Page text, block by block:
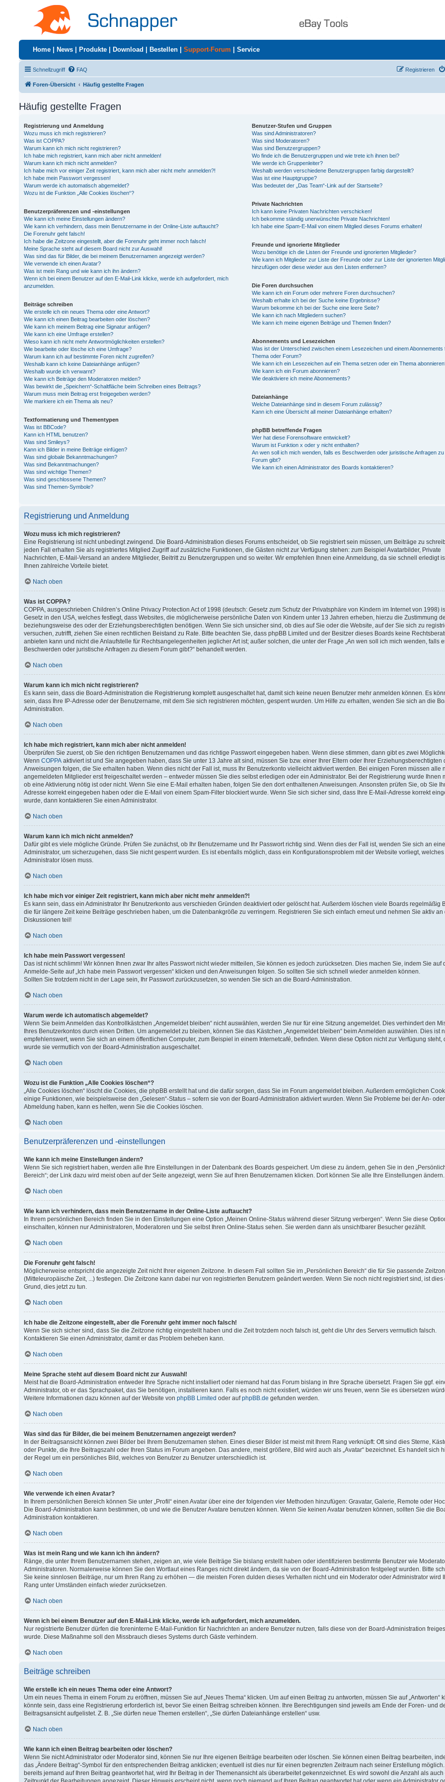
Home News Produkte Download Bestellen Support-Forum Service
Schnellzugriff FAQ Registrieren
Foren-Übersicht Häufig gestellte Fragen
Häufig gestellte Fragen
Registrierung und Anmeldung
Wozu muss ich mich registrieren?
Was ist COPPA?
Warum kann ich mich nicht registrieren?
Ich habe mich registriert, kann mich aber nicht anmelden!
Warum kann ich mich nicht anmelden?
Ich habe mich vor einiger Zeit registriert, kann mich aber nicht mehr anmelden?!
Ich habe mein Passwort vergessen!
Warum werde ich automatisch abgemeldet?
Wozu ist die Funktion „Alle Cookies löschen“?
Benutzerpräferenzen und -einstellungen
Wie kann ich meine Einstellungen ändern?
Wie kann ich verhindern, dass mein Benutzername in der Online-Liste auftaucht?
Die Forenuhr geht falsch!
Ich habe die Zeitzone eingestellt, aber die Forenuhr geht immer noch falsch!
Meine Sprache steht auf diesem Board nicht zur Auswahl!
Was sind das für Bilder, die bei meinem Benutzernamen angezeigt werden?
Wie verwende ich einen Avatar?
Was ist mein Rang und wie kann ich ihn ändern?
Wenn ich bei einem Benutzer auf den E-Mail-Link klicke, werde ich aufgefordert, mich
anzumelden.
Beiträge schreiben
Wie erstelle ich ein neues Thema oder eine Antwort?
Wie kann ich einen Beitrag bearbeiten oder löschen?
Wie kann ich meinem Beitrag eine Signatur anfügen?
Wie kann ich eine Umfrage erstellen?
Wieso kann ich nicht mehr Antwortmöglichkeiten erstellen?
Wie bearbeite oder lösche ich eine Umfrage?
Warum kann ich auf bestimmte Foren nicht zugreifen?
Weshalb kann ich keine Dateianhänge anfügen?
Weshalb wurde ich verwarnt?
Wie kann ich Beiträge den Moderatoren melden?
Was bewirkt die „Speichern“-Schaltfläche beim Schreiben eines Beitrags?
Warum muss mein Beitrag erst freigegeben werden?
Wie markiere ich ein Thema als neu?
Textformatierung und Thementypen
Was ist BBCode?
Kann ich HTML benutzen?
Was sind Smileys?
Kann ich Bilder in meine Beiträge einfügen?
Was sind globale Bekanntmachungen?
Was sind Bekanntmachungen?
Was sind wichtige Themen?
Was sind geschlossene Themen?
Was sind Themen-Symbole?
Benutzer-Stufen und Gruppen
Was sind Administratoren?
Was sind Moderatoren?
Was sind Benutzergruppen?
Wo finde ich die Benutzergruppen und wie trete ich ihnen bei?
Wie werde ich Gruppenleiter?
Weshalb werden verschiedene Benutzergruppen farbig dargestellt?
Was ist eine Hauptgruppe?
Was bedeutet der „Das Team“-Link auf der Startseite?
Private Nachrichten
Ich kann keine Privaten Nachrichten verschicken!
Ich bekomme ständig unerwünschte Private Nachrichten!
Ich habe eine Spam-E-Mail von einem Mitglied dieses Forums erhalten!
Freunde und ignorierte Mitglieder
Wozu benötige ich die Listen der Freunde und ignorierten Mitglieder?
Wie kann ich Mitglieder zur Liste der Freunde oder zur Liste der ignorierten
hinzufügen oder diese wieder aus den Listen entfernen?
Die Foren durchsuchen
Wie kann ich ein Forum oder mehrere Foren durchsuchen?
Weshalb erhalte ich bei der Suche keine Ergebnisse?
Warum bekomme ich bei der Suche eine leere Seite?
Wie kann ich nach Mitgliedern suchen?
Wie kann ich meine eigenen Beiträge und Themen finden?
Abonnements und Lesezeichen
Was ist der Unterschied zwischen einem Lesezeichen und einem Abonnements
Thema oder Forum?
Wie kann ich ein Lesezeichen auf ein Thema setzen oder ein Thema
Wie kann ich ein Forum abonnieren?
Wie deaktiviere ich meine Abonnements?
Dateianhänge
Welche Dateianhänge sind in diesem Forum zulässig?
Kann ich eine Übersicht all meiner Dateianhänge erhalten?
phpBB betreffende Fragen
Wer hat diese Forensoftware entwickelt?
Warum ist Funktion x oder y nicht enthalten?
An wen soll ich mich wenden, falls es Beschwerden oder juristische Anfragen
Forum gibt?
Wie kann ich einen Administrator des Boards kontaktieren?
Registrierung und Anmeldung
Wozu muss ich mich registrieren?
Eine Registrierung ist nicht unbedingt zwingend. Die Board-Administration dieses Forums entscheidet, ob Sie registriert sein müssen, um Beiträge zu
jeden Fall erhalten Sie als registriertes Mitglied Zugriff auf zusätzliche Funktionen, die Gästen nicht zur Verfügung stehen: zum Beispiel Avatarbilder, Private
Nachrichten, E-Mail-Versand an andere Mitglieder, Beitritt zu Benutzergruppen und so weiter. Wir empfehlen Ihnen eine Anmeldung, da sie schnell erledigt
Ihnen zahlreiche Vorteile bietet.
Nach oben
Was ist COPPA?
COPPA, ausgeschrieben Children’s Online Privacy Protection Act of 1998 (deutsch: Gesetz zum Schutz der Privatsphäre von Kindern im Internet von 1998)
Gesetz in den USA, welches festlegt, dass Websites, die möglicherweise persönliche Daten von Kindern unter 13 Jahren erheben, hierzu die Zustimmung
beziehungsweise des oder der Erziehungsberechtigten benötigen. Wenn Sie sich unsicher sind, ob dies auf Sie oder die Website, auf der Sie sich zu
versuchen, zutrifft, ziehen Sie einen rechtlichen Beistand zu Rate. Bitte beachten Sie, dass phpBB Limited und der Besitzer dieses Boards keine
anbieten kann und nicht die Anlaufstelle für Rechtsangelegenheiten jeglicher Art ist; außer solchen, die unter der Frage „An wen soll ich mich wenden, falls
Beschwerden oder juristische Anfragen zu diesem Forum gibt?“ behandelt werden.
Nach oben
Warum kann ich mich nicht registrieren?
Es kann sein, dass die Board-Administration die Registrierung komplett ausgeschaltet hat, damit sich keine neuen Benutzer mehr anmelden können. Es
sein, dass Ihre IP-Adresse oder der Benutzername, mit dem Sie sich registrieren möchten, gesperrt wurden. Um Hilfe zu erhalten, wenden Sie sich an die
Administration.
Nach oben
Ich habe mich registriert, kann mich aber nicht anmelden!
Überprüfen Sie zuerst, ob Sie den richtigen Benutzernamen und das richtige Passwort eingegeben haben. Wenn diese stimmen, dann gibt es zwei
Wenn COPPA aktiviert ist und Sie angegeben haben, dass Sie unter 13 Jahre alt sind, müssen Sie bzw. einer Ihrer Eltern oder Ihrer Erziehungsberechtigten
Anweisungen folgen, die Sie erhalten haben. Wenn dies nicht der Fall ist, muss Ihr Benutzerkonto vielleicht aktiviert werden. Bei einigen Foren müssen alle
angemeldeten Mitglieder erst freigeschaltet werden – entweder müssen Sie dies selbst erledigen oder ein Administrator. Bei der Registrierung wurde Ihnen
ob eine Aktivierung nötig ist oder nicht. Wenn Sie eine E-Mail erhalten haben, folgen Sie den dort enthaltenen Anweisungen. Ansonsten prüfen Sie, ob Sie
Adresse korrekt eingegeben haben oder die E-Mail von einem Spam-Filter blockiert wurde. Wenn Sie sich sicher sind, dass Ihre E-Mail-Adresse korrekt
wurde, dann kontaktieren Sie einen Administrator.
Nach oben
Warum kann ich mich nicht anmelden?
Dafür gibt es viele mögliche Gründe. Prüfen Sie zunächst, ob Ihr Benutzername und Ihr Passwort richtig sind. Wenn dies der Fall ist, wenden Sie sich an
Administrator, um sicherzugehen, dass Sie nicht gesperrt wurden. Es ist ebenfalls möglich, dass ein Konfigurationsproblem mit der Website vorliegt, welches
Administrator lösen muss.
Nach oben
Ich habe mich vor einiger Zeit registriert, kann mich aber nicht mehr anmelden?!
Es kann sein, dass ein Administrator Ihr Benutzerkonto aus verschieden Gründen deaktiviert oder gelöscht hat. Außerdem löschen viele Boards regelmäßig
die für längere Zeit keine Beiträge geschrieben haben, um die Datenbankgröße zu verringern. Registrieren Sie sich einfach erneut und nehmen Sie aktiv an
Diskussionen teil!
Nach oben
Ich habe mein Passwort vergessen!
Das ist nicht schlimm! Wir können Ihnen zwar Ihr altes Passwort nicht wieder mitteilen, Sie können es jedoch zurücksetzen. Dies machen Sie, indem Sie auf
Anmelde-Seite auf „Ich habe mein Passwort vergessen“ klicken und den Anweisungen folgen. So sollten Sie sich schnell wieder anmelden können.
Sollten Sie trotzdem nicht in der Lage sein, Ihr Passwort zurückzusetzen, so wenden Sie sich an die Board-Administration.
Nach oben
Warum werde ich automatisch abgemeldet?
Wenn Sie beim Anmelden das Kontrollkästchen „Angemeldet bleiben“ nicht auswählen, werden Sie nur für eine Sitzung angemeldet. Dies verhindert den
Ihres Benutzerkontos durch einen Dritten. Um angemeldet zu bleiben, können Sie das Kästchen „Angemeldet bleiben“ beim Anmelden auswählen. Dies ist
empfehlenswert, wenn Sie sich an einem öffentlichen Computer, zum Beispiel in einem Internetcafé, befinden. Wenn diese Option nicht zur Verfügung steht,
wurde sie vermutlich von der Board-Administration ausgeschaltet.
Nach oben
Wozu ist die Funktion „Alle Cookies löschen“?
„Alle Cookies löschen“ löscht die Cookies, die phpBB erstellt hat und die dafür sorgen, dass Sie im Forum angemeldet bleiben. Außerdem ermöglichen
einige Funktionen, wie beispielsweise den „Gelesen“-Status – sofern sie von der Board-Administration aktiviert wurden. Wenn Sie Probleme bei der An- oder
Abmeldung haben, kann es helfen, wenn Sie die Cookies löschen.
Nach oben
Benutzerpräferenzen und -einstellungen
Wie kann ich meine Einstellungen ändern?
Wenn Sie sich registriert haben, werden alle Ihre Einstellungen in der Datenbank des Boards gespeichert. Um diese zu ändern, gehen Sie in den
Bereich“; der Link dazu wird meist oben auf der Seite angezeigt, wenn Sie auf Ihren Benutzernamen klicken. Dort können Sie alle Ihre Einstellungen ändern.
Nach oben
Wie kann ich verhindern, dass mein Benutzername in der Online-Liste auftaucht?
In Ihrem persönlichen Bereich finden Sie in den Einstellungen eine Option „Meinen Online-Status während dieser Sitzung verbergen“. Wenn Sie diese
einschalten, können nur Administratoren, Moderatoren und Sie selbst Ihren Online-Status sehen. Sie werden dann als unsichtbarer Besucher gezählt.
Nach oben
Die Forenuhr geht falsch!
Möglicherweise entspricht die angezeigte Zeit nicht Ihrer eigenen Zeitzone. In diesem Fall sollten Sie im „Persönlichen Bereich“ die für Sie passende
(Mitteleuropäische Zeit, ...) festlegen. Die Zeitzone kann dabei nur von registrierten Benutzern geändert werden. Wenn Sie noch nicht registriert sind, ist dies
Grund, dies jetzt zu tun.
Nach oben
Ich habe die Zeitzone eingestellt, aber die Forenuhr geht immer noch falsch!
Wenn Sie sich sicher sind, dass Sie die Zeitzone richtig eingestellt haben und die Zeit trotzdem noch falsch ist, geht die Uhr des Servers vermutlich falsch.
Kontaktieren Sie einen Administrator, damit er das Problem beheben kann.
Nach oben
Meine Sprache steht auf diesem Board nicht zur Auswahl!
Meist hat die Board-Administration entweder Ihre Sprache nicht installiert oder niemand hat das Forum bislang in Ihre Sprache übersetzt. Fragen Sie ggf.
Administrator, ob er das Sprachpaket, das Sie benötigen, installieren kann. Falls es noch nicht existiert, würden wir uns freuen, wenn Sie es übersetzen
Weitere Informationen dazu können auf der Website von phpBB Limited oder aufphpBB.de gefunden werden.
Nach oben
Was sind das für Bilder, die bei meinem Benutzernamen angezeigt werden?
In der Beitragsansicht können zwei Bilder bei Ihrem Benutzernamen stehen. Eines dieser Bilder ist meist mit Ihrem Rang verknüpft: Oft sind dies Sterne,
oder Punkte, die Ihre Beitragszahl oder Ihren Status im Forum angeben. Das andere, meist größere, Bild wird auch als „Avatar“ bezeichnet. Es handelt sich
der Regel um ein persönliches Bild, welches von Benutzer zu Benutzer unterschiedlich ist.
Nach oben
Wie verwende ich einen Avatar?
In Ihrem persönlichen Bereich können Sie unter „Profil“ einen Avatar über eine der folgenden vier Methoden hinzufügen: Gravatar, Galerie, Remote oder
Die Board-Administration kann bestimmen, ob und wie die Benutzer Avatare benutzen können. Wenn Sie keinen Avatar benutzen können, sollten Sie die
Administration kontaktieren.
Nach oben
Was ist mein Rang und wie kann ich ihn ändern?
Ränge, die unter Ihrem Benutzernamen stehen, zeigen an, wie viele Beiträge Sie bislang erstellt haben oder identifizieren bestimmte Benutzer wie
Administratoren. Normalerweise können Sie den Wortlaut eines Ranges nicht direkt ändern, da sie von der Board-Administration festgelegt wurden. Bitte
Sie keine sinnlosen Beiträge, nur um Ihren Rang zu erhöhen — die meisten Foren dulden dieses Verhalten nicht und ein Moderator oder Administrator wird
Rang unter Umständen einfach wieder zurücksetzen.
Nach oben
Wenn ich bei einem Benutzer auf den E-Mail-Link klicke, werde ich aufgefordert, mich anzumelden.
Nur registrierte Benutzer dürfen die foreninterne E-Mail-Funktion für Nachrichten an andere Benutzer nutzen, falls diese von der Board-Administration
wurde. Diese Maßnahme soll den Missbrauch dieses Systems durch Gäste verhindern.
Nach oben
Beiträge schreiben
Wie erstelle ich ein neues Thema oder eine Antwort?
Um ein neues Thema in einem Forum zu eröffnen, müssen Sie auf „Neues Thema“ klicken. Um auf einen Beitrag zu antworten, müssen Sie auf „Antworten“
könnte sein, dass eine Registrierung erforderlich ist, bevor Sie einen Beitrag schreiben können. Ihre Berechtigungen sind jeweils am Ende der Foren- und
Beitragsansicht aufgelistet. Z. B. „Sie dürfen neue Themen erstellen“, „Sie dürfen Dateianhänge erstellen“ usw.
Nach oben
Wie kann ich einen Beitrag bearbeiten oder löschen?
Wenn Sie nicht Administrator oder Moderator sind, können Sie nur Ihre eigenen Beiträge bearbeiten oder löschen. Sie können einen Beitrag bearbeiten,
das „Ändere Beitrag“-Symbol für den entsprechenden Beitrag anklicken; eventuell ist dies nur für einen begrenzten Zeitraum nach seiner Erstellung
bereits jemand auf Ihren Beitrag geantwortet hat, wird Ihr Beitrag in der Themenansicht als überarbeitet gekennzeichnet. Es wird sowohl die Anzahl als auch